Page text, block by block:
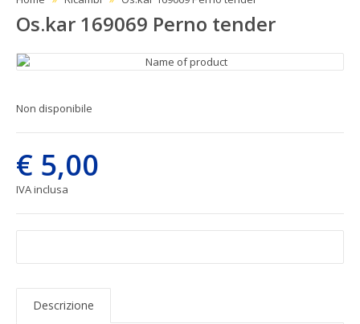
Os.kar 169069 Perno tender
Non disponibile
€ 5,00
IVA inclusa
Descrizione